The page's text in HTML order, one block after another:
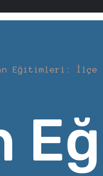
Eğitimleri: İlçe